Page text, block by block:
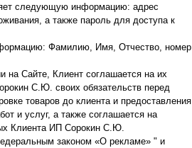
следующую информацию: адрес
а также пароль для доступа к
Фамилию, Имя, Отчество, номер
на Сайте, Клиент соглашается на их
С.Ю. своих обязательств перед
товаров до клиента и предоставления
и услуг, а также соглашается на
Клиента ИП Сорокин С.Ю.
законом «О рекламе» " и